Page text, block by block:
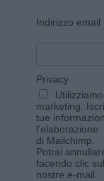
Indirizzo email
Privacy
marketing.
tue
l'elaborazione.
di Mailchimp
Potrai
facendo clic
nostre e-mail.